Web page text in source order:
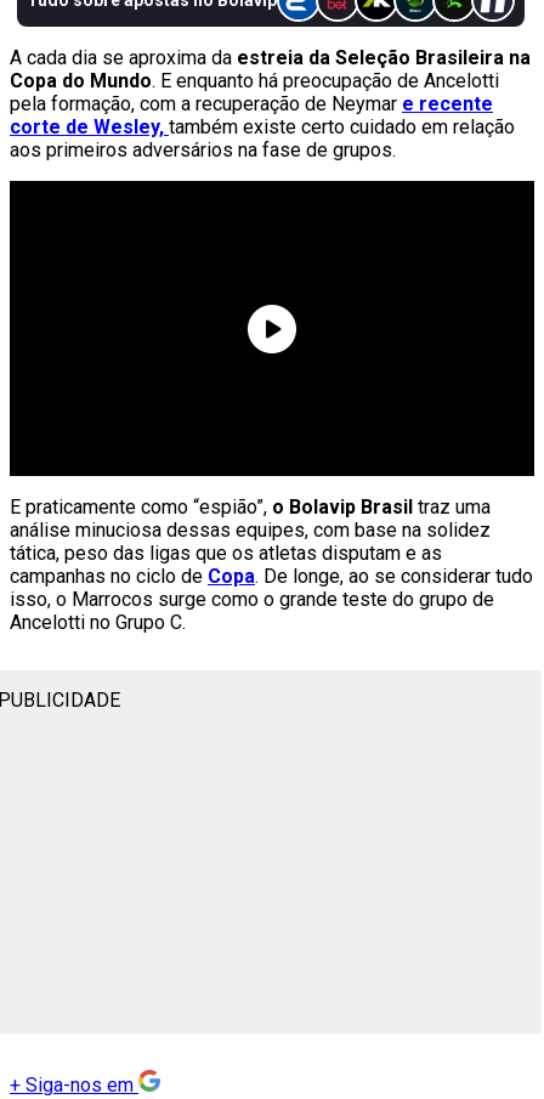
A cada dia se aproxima da estreia da Seleção Brasileira na
Copa do Mundo. E enquanto há preocupação de Ancelotti
pela formação, com a recuperação de Neymar e recente
corte de Wesley, também existe certo cuidado em relação
aos primeiros adversários na fase de grupos.
E praticamente como “espião”, o Bolavip Brasil traz uma
análise minuciosa dessas equipes, com base na solidez
tática, peso das ligas que os atletas disputam e as
campanhas no ciclo de Copa. De longe, ao se considerar tudo
isso, o Marrocos surge como o grande teste do grupo de
Ancelotti no Grupo C.
+ Siga-nos em